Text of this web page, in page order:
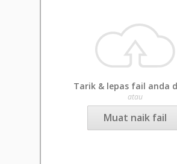
Tarik & lepas fail anda
atau
Muat naik fail